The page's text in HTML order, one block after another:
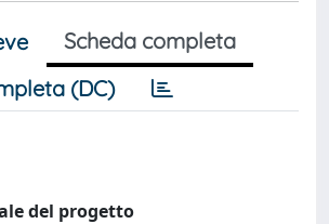
Scheda completa
(DC)
del progetto